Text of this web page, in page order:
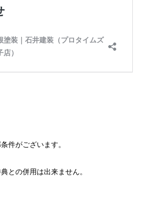
件がございます。
との併用は出来ません。